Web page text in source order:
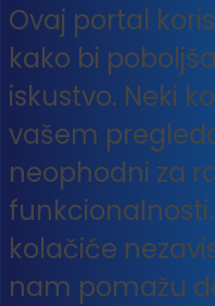
Ovaj portal
kako bi
iskustvo. Neki
vašem
neophodni za
kolačiće
nam pomažu